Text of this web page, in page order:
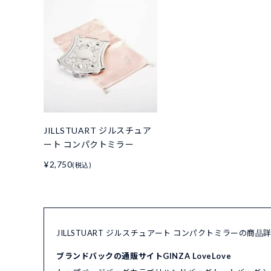
JILLSTUART ジルスチュア
ート コンパクトミラー
¥2,750(税込)
JILLSTUART ジルスチュアート コンパクトミラーの商品詳
ブランドバックの通販サイトGINZA LoveLove